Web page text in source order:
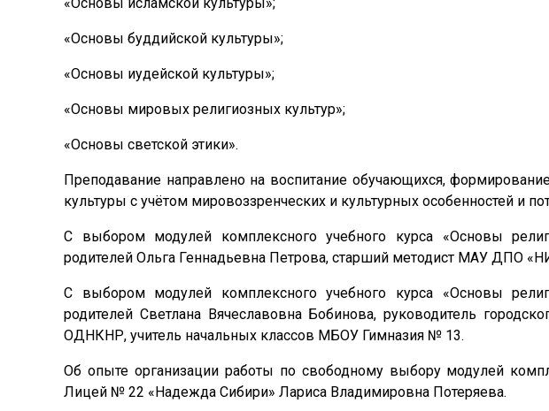
«Основы буддийской культуры»;
«Основы иудейской культуры»;
«Основы мировых религиозных культур»;
«Основы светской этики».
Преподавание направлено на воспитание обучающихся,
культуры с учётом мировоззренческих и культурных особенностей и
С выбором модулей комплексного учебного курса «Основы
родителей Ольга Геннадьевна Петрова, старший методист МАУ ДПО
С выбором модулей комплексного учебного курса «Основы
родителей Светлана Вячеславовна Бобинова, руководитель
ОДНКНР, учитель начальных классов МБОУ Гимназия № 13.
Об опыте организации работы по свободному выбору модулей
Лицей № 22 «Надежда Сибири» Лариса Владимировна Потеряева.